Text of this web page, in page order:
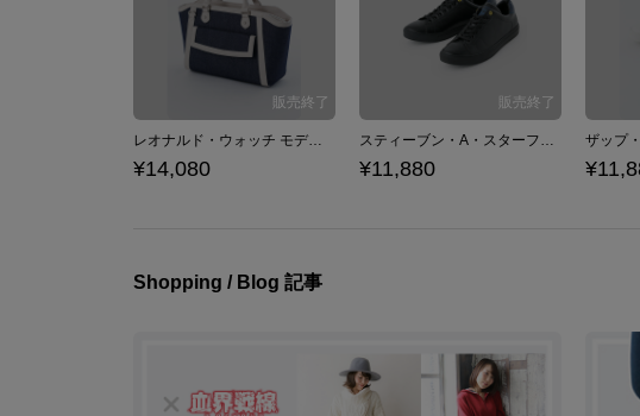
レオナルド・ウォッチ モデル トートバッグ ショルダーバッグ 血界戦線 & BEYOND
¥14,080
スティーブン・A・スターフェイズ モデル スニーカー シューズ 血界戦線 & BEYOND
¥11,880
Shopping / Blog 記事